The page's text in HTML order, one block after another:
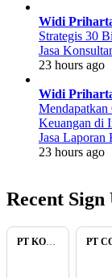
Widi
Strategis 30
Jasa
23 hours ago
Widi
Mendapatkan
Keuangan di
Jasa Laporan
23 hours ago
Recent Sign